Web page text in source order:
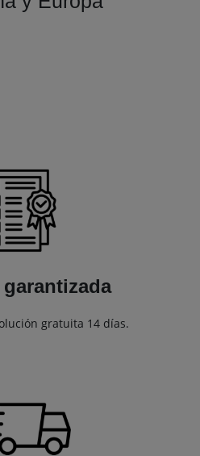
gratuita 14 días.